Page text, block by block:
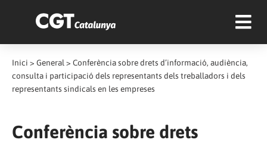
Inici > General > Conferència sobre drets d’informació, audiència,
consulta i participació dels representants dels treballadors i dels
representants sindicals en les empreses
Conferència sobre drets